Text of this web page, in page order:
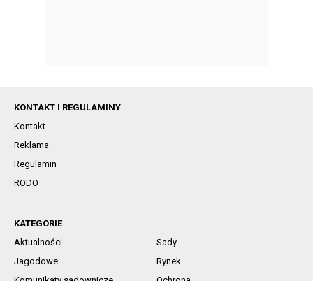
KONTAKT I REGULAMINY
Kontakt
Reklama
Regulamin
RODO
KATEGORIE
Aktualności
Sady
Jagodowe
Rynek